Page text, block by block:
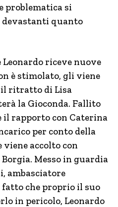
problematica si
quanto
riceve nuove
è stimolato, gli viene
ritratto di Lisa
la Gioconda. Fallito
rapporto con Caterina
per conto della
viene accolto con
Messo in guardia
ambasciatore
che proprio il suo
in pericolo, Leonardo